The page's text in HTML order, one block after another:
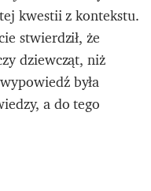
kwestii z kontekstu.
stwierdził, że
dziewcząt, niż
była
a do tego